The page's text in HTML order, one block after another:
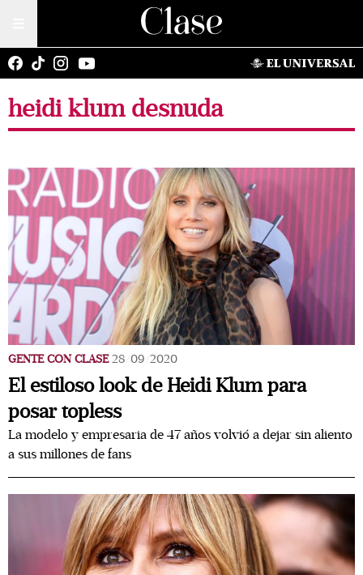
heidi klum desnuda
GENTE CON CLASE 28/09/2020
El estiloso look de Heidi Klum para
posar topless
La modelo y empresaria de 47 años volvió a dejar sin aliento
a sus millones de fans